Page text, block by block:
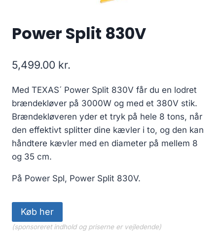
Power Split 830V
5,499.00 kr.
Med TEXAS´ Power Split 830V får du en lodret
brændekløver på 3000W og med et 380V stik.
Brændekløveren yder et tryk på hele 8 tons, når
den effektivt splitter dine kævler i to, og den kan
håndtere kævler med en diameter på mellem 8
og 35 cm.
På Power Spl, Power Split 830V.
Køb her
(sponsoreret indhold og priserne er vejledende)